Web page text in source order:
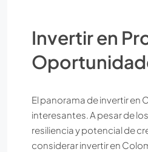
Invertir en
El panorama de invertir en
interesantes. A pesar de
resiliencia y potencial de
considerar invertir en